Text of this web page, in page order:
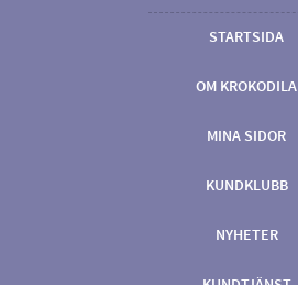
STARTSIDA
OM KROKODILA
MINA SIDOR
KUNDKLUBB
NYHETER